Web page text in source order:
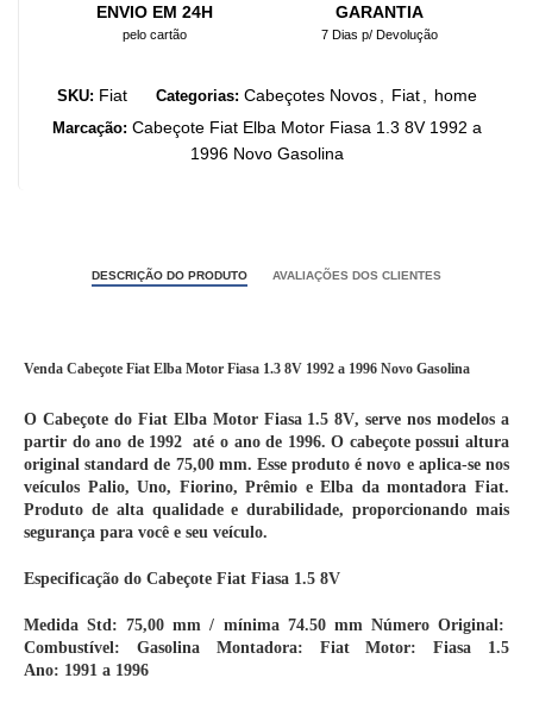
ENVIO EM 24H
pelo cartão
GARANTIA
7 Dias p/ Devolução
SKU: Fiat Categorias: Cabeçotes Novos, Fiat, home
Marcação: Cabeçote Fiat Elba Motor Fiasa 1.3 8V 1992 a
1996 Novo Gasolina
DESCRIÇÃO DO PRODUTO AVALIAÇÕES DOS CLIENTES
Venda Cabeçote Fiat Elba Motor Fiasa 1.3 8V 1992 a 1996 Novo Gasolina
O Cabeçote do Fiat Elba Motor Fiasa 1.5 8V, serve nos modelos a
partir do ano de 1992 até o ano de 1996. O cabeçote possui altura
original standard de 75,00 mm. Esse produto é novo e aplica-se nos
veículos Palio, Uno, Fiorino, Prêmio eElba da montadora Fiat.
Produto de alta qualidade e durabilidade, proporcionando mais
segurança para você e seu veículo.
Especificação doCabeçote Fiat Fiasa 1.5 8V
Medida Std: 75,00 mm / mínima 74.50 mm Número Original:
Combustível: Gasolina Montadora: FiatMotor: Fiasa 1.5
Ano: 1991 a 1996